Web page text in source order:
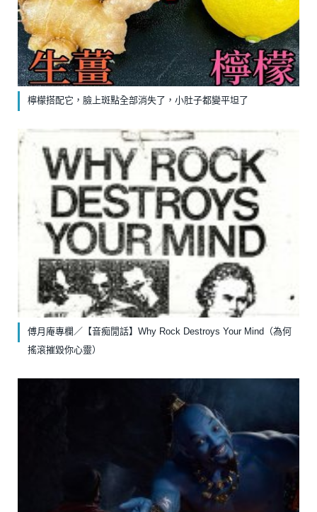
檸檬搭配它，臉上斑點全部消失了，小肚子都變平坦了
傅月庵專欄／【音痴閒話】Why Rock Destroys Your Mind（為何
搖滾摧毀你心靈）